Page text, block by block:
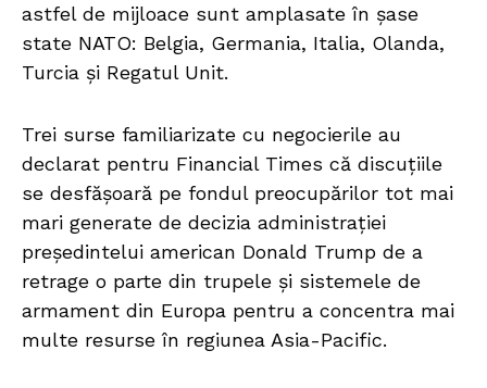
astfel de mijloace sunt amplasate în șase
state NATO: Belgia, Germania, Italia, Olanda,
Turcia și Regatul Unit.
Trei surse familiarizate cu negocierile au
declarat pentru Financial Times că discuțiile
se desfășoară pe fondul preocupărilor tot mai
mari generate de decizia administrației
președintelui american Donald Trump de a
retrage o parte din trupele și sistemele de
armament din Europa pentru a concentra mai
multe resurse în regiunea Asia-Pacific.